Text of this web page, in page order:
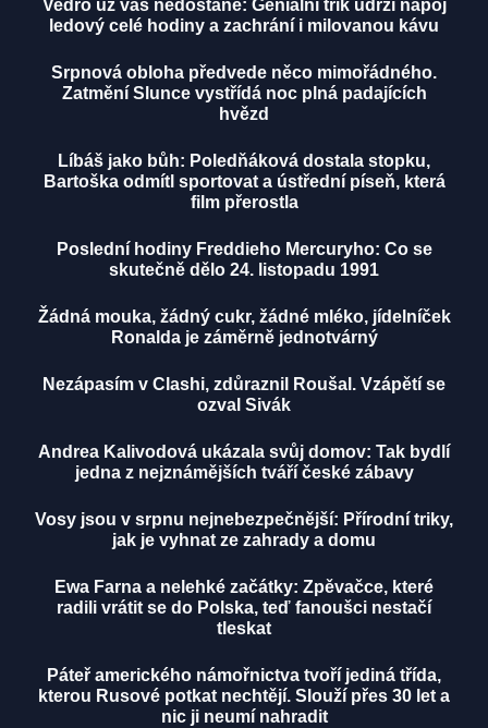
Vedro už vás nedostane: Geniální trik udrží nápoj
ledový celé hodiny a zachrání i milovanou kávu
Srpnová obloha předvede něco mimořádného.
Zatmění Slunce vystřídá noc plná padajících
hvězd
Líbáš jako bůh: Poledňáková dostala stopku,
Bartoška odmítl sportovat a ústřední píseň, která
film přerostla
Poslední hodiny Freddieho Mercuryho: Co se
skutečně dělo 24. listopadu 1991
Žádná mouka, žádný cukr, žádné mléko, jídelníček
Ronalda je záměrně jednotvárný
Nezápasím v Clashi, zdůraznil Roušal. Vzápětí se
ozval Sivák
Andrea Kalivodová ukázala svůj domov: Tak bydlí
jedna z nejznámějších tváří české zábavy
Vosy jsou v srpnu nejnebezpečnější: Přírodní triky,
jak je vyhnat ze zahrady a domu
Ewa Farna a nelehké začátky: Zpěvačce, které
radili vrátit se do Polska, teď fanoušci nestačí
tleskat
Páteř amerického námořnictva tvoří jediná třída,
kterou Rusové potkat nechtějí. Slouží přes 30 let a
nic ji neumí nahradit